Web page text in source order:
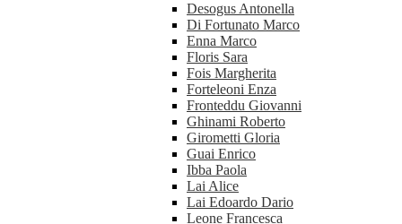
Desogus Antonella
Di Fortunato Marco
Enna Marco
Floris Sara
Fois Margherita
Forteleoni Enza
Fronteddu Giovanni
Ghinami Roberto
Girometti Gloria
Guai Enrico
Ibba Paola
Lai Alice
Lai Edoardo Dario
Leone Francesca